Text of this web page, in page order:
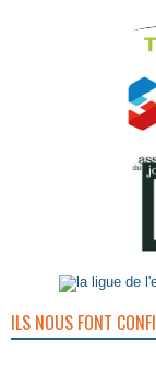
ILS NOUS FONT